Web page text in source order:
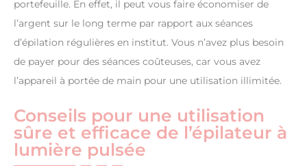
portefeuille. En effet, il peut vous faire économiser de
l’argent sur le long terme par rapport aux séances
d’épilation régulières en institut. Vous n’avez plus besoin
de payer pour des séances coûteuses, car vous avez
l’appareil à portée de main pour une utilisation illimitée.
Conseils pour une utilisation
sûre et efficace de l’épilateur à
lumière pulsée